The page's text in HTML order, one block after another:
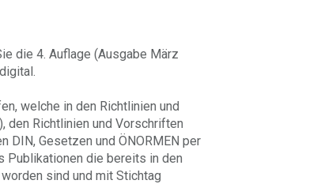
die 4. Auflage (Ausgabe März
welche in den Richtlinien und
den Richtlinien und Vorschriften
DIN, Gesetzen und ÖNORMEN per
Publikationen die bereits in den
sind und mit Stichtag